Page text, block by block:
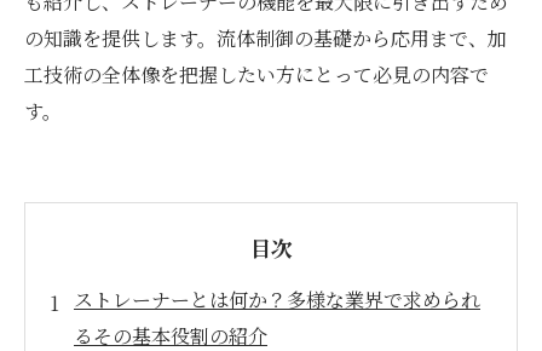
の知識を提供します。流体制御の基礎から応用まで、加
工技術の全体像を把握したい方にとって必見の内容で
す。
目次
ストレーナーとは何か？多様な業界で求められ
るその基本役割の紹介